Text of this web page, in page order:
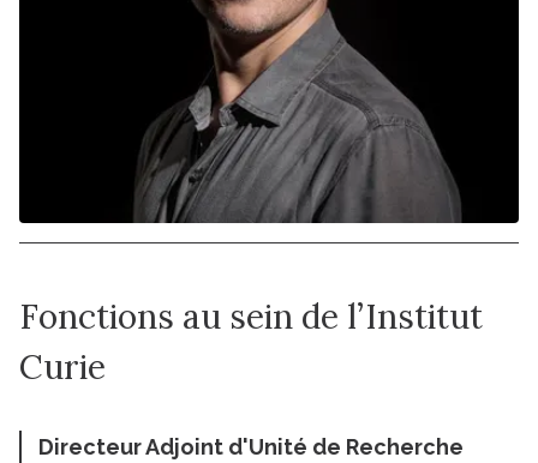
Fonctions au sein de l’Institut
Curie
Directeur Adjoint d'Unité de Recherche